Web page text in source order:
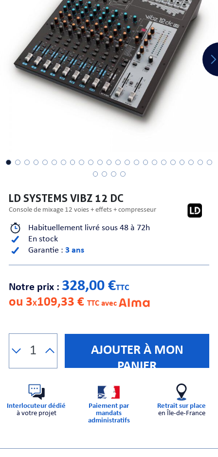
AUDIO
LD SYSTEMS VIBZ 12 DC
console de mixage 12 voies + effets + compresseur
Habituellement livré sous 48 à 72h
En stock
Garantie : 3 ans
Notre prix : 328,00 €TTC
ou 3X109,33 € TTC avec
AJOUTER À MON
PANIER
Interlocuteur dédié
à votre projet
Paiement par
mandats
administratifs
Retrait sur place
en Île-de-France